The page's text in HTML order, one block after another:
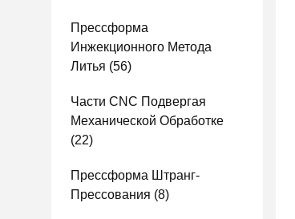
Прессформа
Инжекционного Метода
Литья (56)
Части CNC Подвергая
Механической Обработке
(22)
Прессформа Штранг-
Прессования (8)